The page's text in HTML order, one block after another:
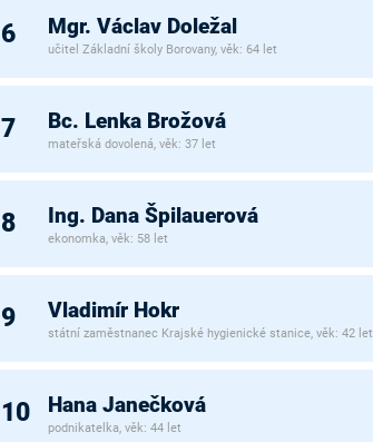
6 Mgr. Václav Doležal
učitel Základní školy Borovany, věk: 64 let
7 Bc. Lenka Brožová
mateřská dovolená, věk: 37 let
8 Ing. Dana Špilauerová
ekonomka, věk: 58 let
9 Vladimír Hokr
státní zaměstnanec Krajské hygienické stanice, věk: 42 let
10 Hana Janečková
podnikatelka, věk: 44 let